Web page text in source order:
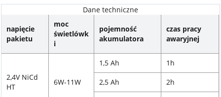
Dane techniczne
napięcie
pakietu
moc
świetlówk
i
pojemność
akumulatora
czas pracy
awaryjnej
2,4V NiCd
HT
6W-11W
1,5 Ah 1h
2,5 Ah 2h